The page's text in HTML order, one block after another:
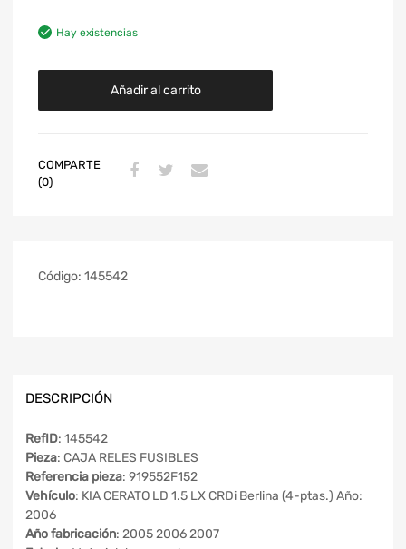
Hay existencias
Añadir al carrito
COMPARTE
(0)
Código: 145542
DESCRIPCIÓN
RefID: 145542
Pieza: CAJA RELES FUSIBLES
Referencia pieza: 919552F152
Vehículo: KIA CERATO LD 1.5 LX CRDi Berlina (4-ptas.) Año:
2006
Año fabricación: 2005 2006 2007